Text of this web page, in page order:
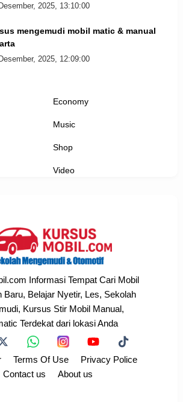
2025, 13:10:00
mengemudi mobil matic & manual
2025, 12:09:00
Economy
Music
Shop
Video
Informasi Tempat Cari Mobil
Baru, Belajar Nyetir, Les, Sekolah
Kursus Stir Mobil Manual,
Terdekat dari lokasi Anda
Terms Of Use
Privacy Police
Contact us
About us